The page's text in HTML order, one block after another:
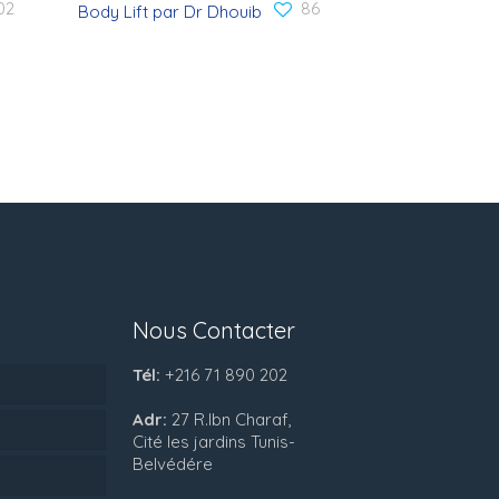
Body Lift par Dr Dhouib 86
Nous Contacter
Tél: +216 71 890 202
Adr: 27 R.Ibn Charaf,
Cité les jardins Tunis-
Belvédére